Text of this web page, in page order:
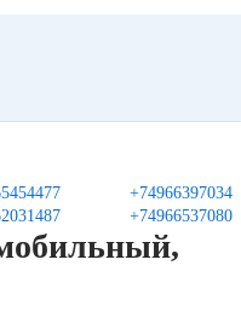
+74966397034
+74966537080